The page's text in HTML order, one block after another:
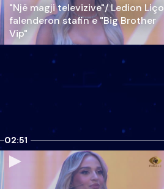
"Një magji televizive"/ Ledion Liço
falenderon stafin e "Big Brother
Vip"
02:51